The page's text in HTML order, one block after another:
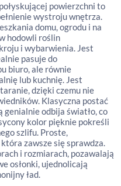
powierzchni to
wystroju wnętrza.
domu, ogrodu i na
hodowli roślin
i wybarwienia. Jest
pasuje do
biuro, ale równie
lub kuchnię. Jest
dzięki czemu nie
Klasyczna postać
genialnie odbija światło, co
kolor pięknie pokreśli
szlifu. Proste,
zawsze się sprawdza.
i rozmiarach, pozawalają
osłonki, ujednolicają
ład.